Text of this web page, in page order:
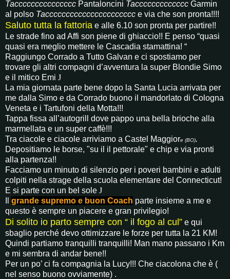
Taccccccccccccccc Pantaloncini Taccccccccccccc Garmin
al polso Tacccccccccccccccccccccc e via che son pronta!!!!
Saluto tutta la fattoria e alle 6.10 son pronta per partire!!
Le strade fino ad Affi son piene di ghiaccio!! E penso “quasi
quasi era meglio mettere le Cascadia stamattina! “
Raggiungo Corrado a Tutto Galvan e ci spostiamo per
trovare gli altri compagni d’avventura la super Blondie Simo
e il mitico Emi J
La mia giornata parte bene dopo la Santa Lucia arrivata per
me dalla Simo e da Corrado buono il mandorlato di Cologna
Veneta e i Tartufoni della Motta!!!
Tappa fissa all’autogrill dove pappo una bella brioche alla
marmellata e un super caffè!!!
Tra ciacole e ciacole arriviamo a Castel Maggiore (BO).
Depositiamo le borse, "su il il pettorale" e chip e via pronti
alla partenza!!
Facciamo un minuto di silenzio per i poveri bambini e adulti
colpiti nella strage della scuola elementare del Connecticut!
E si parte con un bel sole J
grande supremo e buon Coach parte insieme a me e
questo è sempre un piacere e gran privilegio!
Di solito io parto sempre con “ il fogo al cul” e qui
sbaglio perché devo ottimizzare le forze per tutta la 21 KM!
Quindi partiamo tranquilli tranquilli! Man mano passano i Km
e mi sembra di andar bene!!
Per un po’ ci fa compagnia la Lucy!!! Che ciacolona che è (
nel senso buono ovviamente) .